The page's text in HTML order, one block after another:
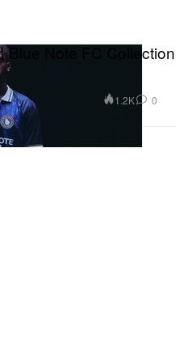
Blue Note FC Collection
1.2K 0